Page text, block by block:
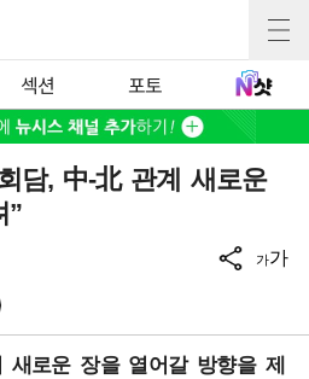
섹션 포토
담, 中-北 관계 새로운
”
가가
로운 장을 열어갈 방향을 제